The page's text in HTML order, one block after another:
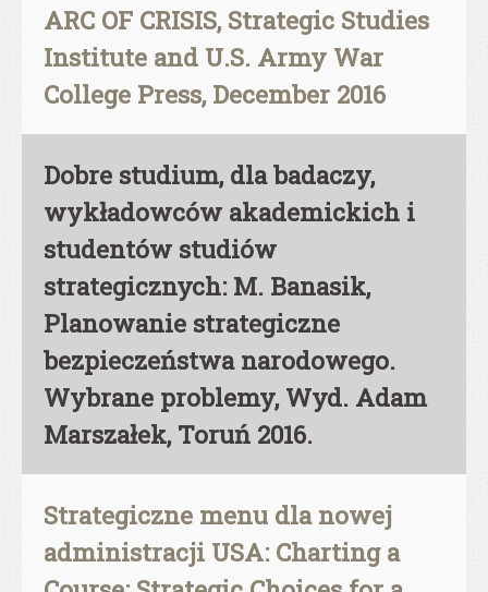
ARC OF CRISIS, Strategic Studies
Institute and U.S. Army War
College Press, December 2016
Dobre studium, dla badaczy,
wykładowców akademickich i
studentów studiów
strategicznych: M. Banasik,
Planowanie strategiczne
bezpieczeństwa narodowego.
Wybrane problemy, Wyd. Adam
Marszałek, Toruń 2016.
Strategiczne menu dla nowej
administracji USA: Charting a